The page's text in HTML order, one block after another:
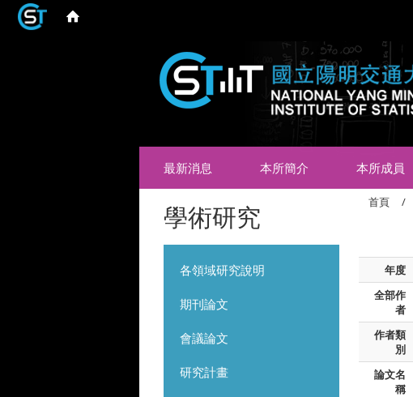
最新消息 本所簡介 本所成員
學術研究
各領域研究說明
期刊論文
會議論文
研究計畫
首頁
年度
全部作
者
作者類
別
論文名
稱